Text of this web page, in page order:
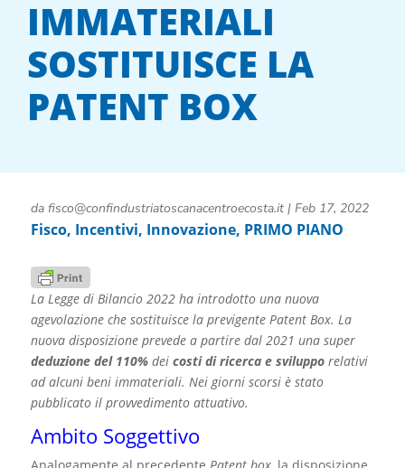
IMMATERIALI
SOSTITUISCE LA
PATENT BOX
da fisco@confindustriatoscanacentroecosta.it| Feb 17, 2022
Fisco, Incentivi, Innovazione, PRIMO PIANO
La Legge di Bilancio 2022 ha introdotto una nuova
agevolazione che sostituisce la previgente Patent Box. La
nuova disposizione prevede a partire dal 2021 una super
deduzione del 110%dei costi di ricerca e svilupporelativi
ad alcuni beni immateriali. Nei giorni scorsi è stato
pubblicato il provvedimento attuativo.
Ambito Soggettivo